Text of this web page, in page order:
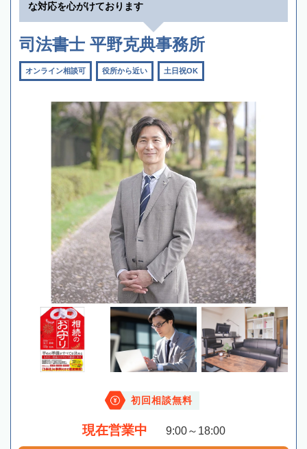
な対応を心がけております
司法書士 平野克典事務所
オンライン相談可 役所から近い 土日祝OK
初回相談無料
現在営業中 9:00～18:00